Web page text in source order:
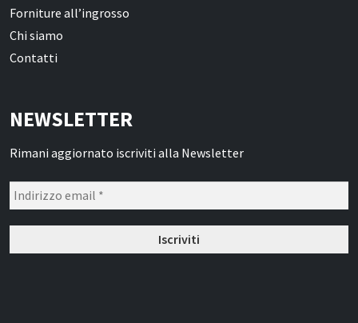
Forniture all’ingrosso
Chi siamo
Contatti
NEWSLETTER
Rimani aggiornato iscriviti alla Newsletter